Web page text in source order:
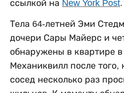
ссылкой на New York Post.
Тела 64-летней Эми
дочери Сары Майерс и
обнаружены в квартире в
Механиквилл после того,
сосед несколько раз